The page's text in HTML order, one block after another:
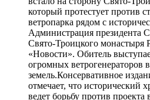
который протестует против
ветропарка рядом с
Администрация президента
Свято-Троицкого
«Новости». Обитель
огромных ветрогенераторов
земель.Консервативное
отмечает, что исторический
ведет борьбу против